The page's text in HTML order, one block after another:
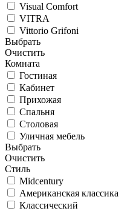
Visual Comfort
VITRA
Vittorio Grifoni
Выбрать
Очистить
Комната
Гостиная
Кабинет
Прихожая
Спальня
Столовая
Уличная мебель
Выбрать
Очистить
Стиль
Midcentury
Американская классика
Классический